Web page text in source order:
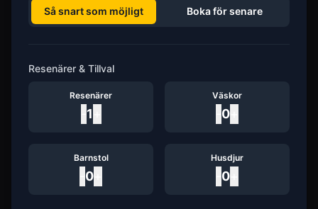
Så snart som möjligt Boka för senare
Resenärer & Tillval
Resenärer
1
Väskor
0
Barnstol
0
Husdjur
0